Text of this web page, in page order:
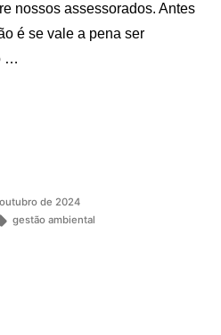
nossos assessorados. Antes
é se vale a pena ser
…
de 2024
gestão ambiental